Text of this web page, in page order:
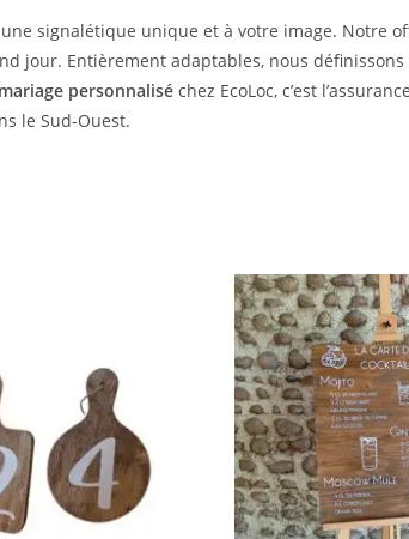
signalétique unique et à votre image. Notre
jour. Entièrement adaptables, nous
personnalisé chez EcoLoc, c’est
le Sud-Ouest.